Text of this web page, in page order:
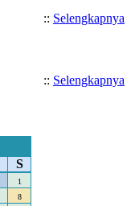
:: Selengkapnya
:: Selengkapnya
S
1
8